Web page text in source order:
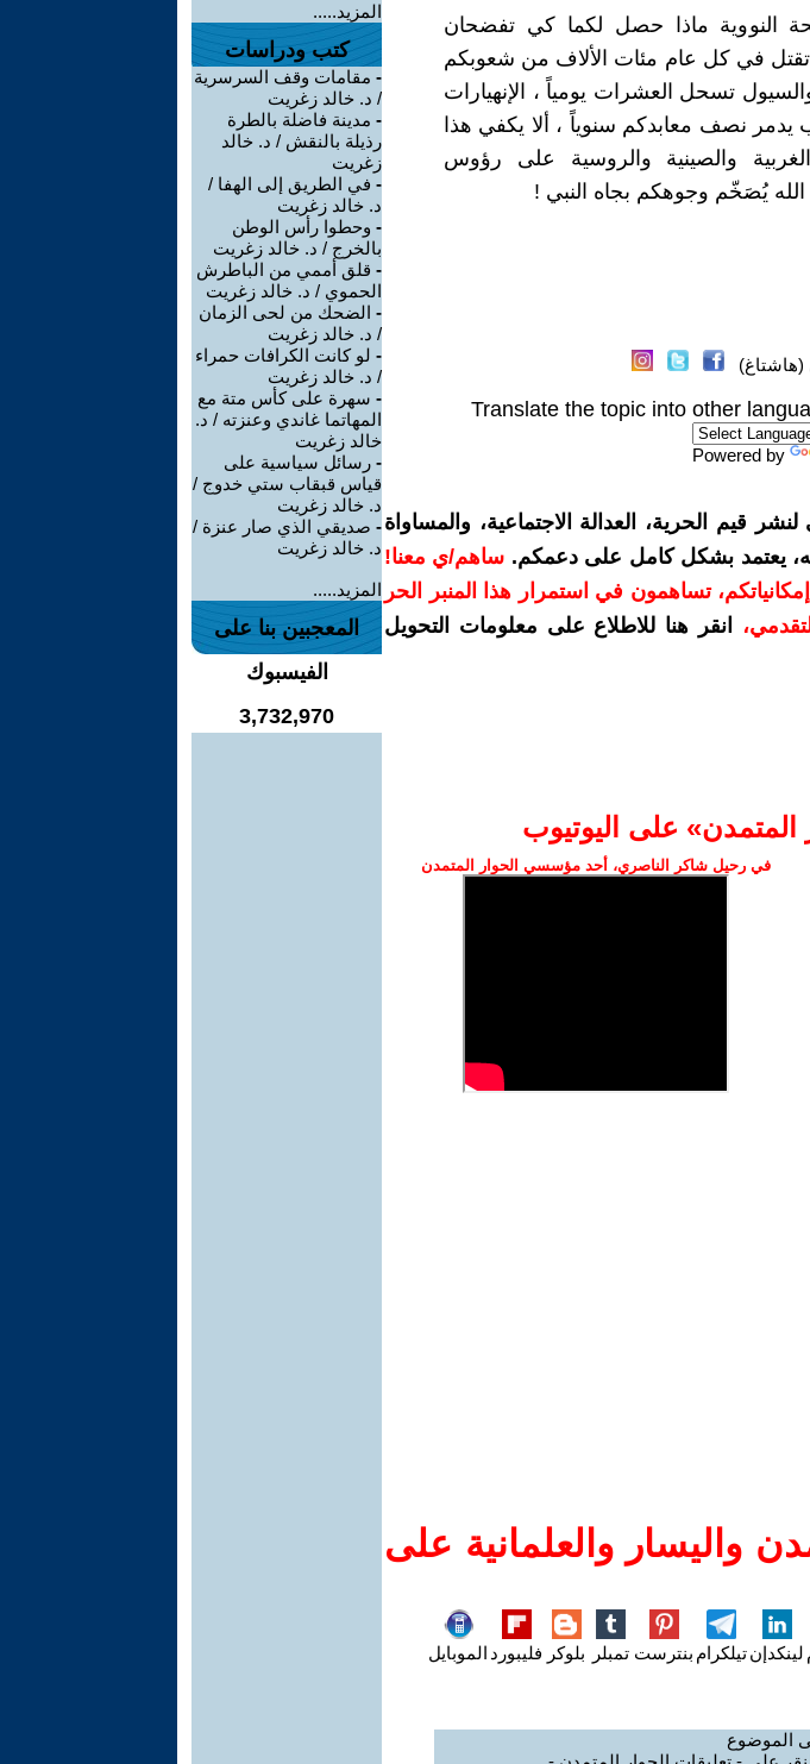
النووية ماذا حصل لكما كي تفضحان
تقتل في كل عام مئات الألاف من شعوبكم
تسحل العشرات يومياً ، الإنهيارات
يدمر نصف معابدكم سنوياً ، ألا يكفي هذا
والصينية والروسية على رؤوس
يُصَخّم وجوهكم بجاه النبي !
Translate the topic into other
Powered by
قيم الحرية، العدالة الاجتماعية، والمساواة
يعتمد بشكل كامل على دعمكم. ساهم/ي معنا!
حسب إمكانياتكم، تساهمون في استمرار هذا المنبر الحر
،
انقر هنا للاطلاع على معلومات التحويل
المتمدن» على اليوتيوب
في رحيل شاكر الناصري، أحد مؤسسي الحوار المتمدن
واليسار والعلمانية على
لينكدإنتيلكرام بنترست تمبلر بلوكر فليبورد الموبايل
الموضوع
المزيد.....
كتب ودراسات
- مقامات وقف السرسرية
/ د. خالد زغريت
- مدينة فاضلة بالطرة
رذيلة بالنقش / د. خالد
زغريت
- في الطريق إلى الهفا /
د. خالد زغريت
- وحطوا رأس الوطن
بالخرج / د. خالد زغريت
- قلق أممي من الباطرش
الحموي / د. خالد زغريت
- الضحك من لحى الزمان
/ د. خالد زغريت
- لو كانت الكرافات حمراء
/ د. خالد زغريت
- سهرة على كأس متة مع
المهاتما غاندي وعنزته / د.
خالد زغريت
- رسائل سياسية على
قياس قبقاب ستي خدوج /
د. خالد زغريت
- صديقي الذي صار عنزة /
د. خالد زغريت
المزيد.....
المعجبين بنا على
الفيسبوك
3,732,970